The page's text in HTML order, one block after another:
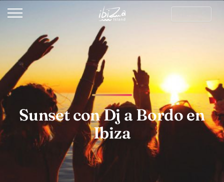
Sunset con Dj a Bordo en
Ibiza